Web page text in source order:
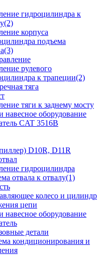
гидроцилиндра к
корпуса
подъема
рулевого
к трапеции(2)
тяга
тяги к заднему мосту
навесное оборудование
CAT 3516B
D10R, D11R
гидроцилиндра
отвала к отвалу(1)
колесо и цилиндр
цепи
навесное оборудование
детали
кондиционирования и